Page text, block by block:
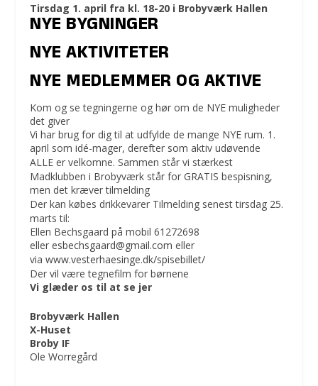
Tirsdag 1. april fra kl. 18-20 i Brobyværk Hallen
NYE BYGNINGER
NYE AKTIVITETER
NYE MEDLEMMER OG AKTIVE
Kom og se tegningerne og hør om de NYE muligheder
det giver
Vi har brug for dig til at udfylde de mange NYE rum. 1.
april som idé-mager, derefter som aktiv udøvende
ALLE er velkomne.Sammen står vi stærkest
Madklubben i Brobyværk står for GRATIS bespisning,
men det kræver tilmelding
Der kan købes drikkevarer Tilmelding senest tirsdag 25.
marts til:
Ellen Bechsgaard på mobil 61272698
elleresbechsgaard@gmail.com eller
viawww.vesterhaesinge.dk/spisebillet/
Der vil være tegnefilm for børnene
Vi glæder os til at se jer
Brobyværk Hallen
X-Huset
Broby IF
Ole Worregård